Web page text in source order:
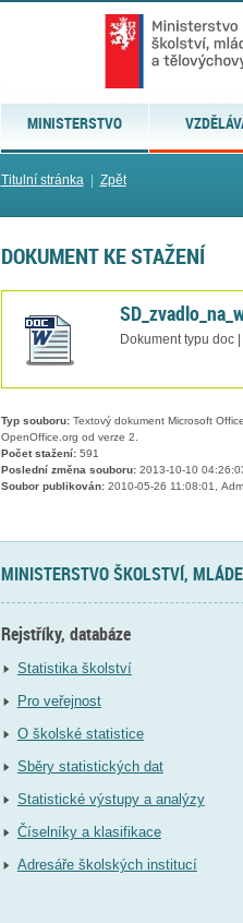
MINISTERSTVO
Titulní stránka| Zpět
DOKUMENT KE STAŽENÍ
Dokument typu doc
Typ souboru:Textový dokument Microsoft
OpenOffice.org od verze 2.
Počet stažení:591
Poslední změna souboru:2013-10-10
Soubor publikován:2010-05-26 11:08:01,
MINISTERSTVO ŠKOLSTVÍ,
Rejstříky, databáze
Statistika školství
Pro veřejnost
O školské statistice
Sběry statistických dat
Statistické výstupy a analýzy
Číselníky a klasifikace
Adresáře školských institucí